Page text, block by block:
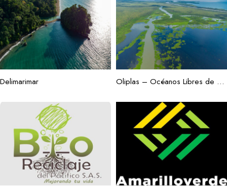
Delimarimar Oliplas – Océanos Libres de Plástico